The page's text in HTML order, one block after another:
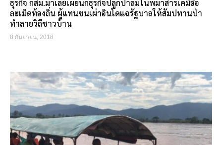
ธุรกิจ กสม.มาเลย์เผยนักธุรกิจปลูกปาล์มในพม่าสารเคมีอื้อ
ละเมิดท้องถิ่น ผู้แทนชนเผ่าอินโดแฉรัฐบาลให้สัมปทานป่า
ทำลายวิถีชาวบ้าน
8 กันยายน, 2018